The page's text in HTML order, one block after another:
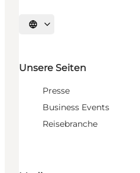
Sprache auswählen
Unsere Seiten
Presse
Business Events
Reisebranche